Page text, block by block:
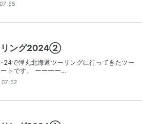
リング2024②
で弾丸北海道ツーリングに行ってきたツー
ートです。 ーーーー…
07:52